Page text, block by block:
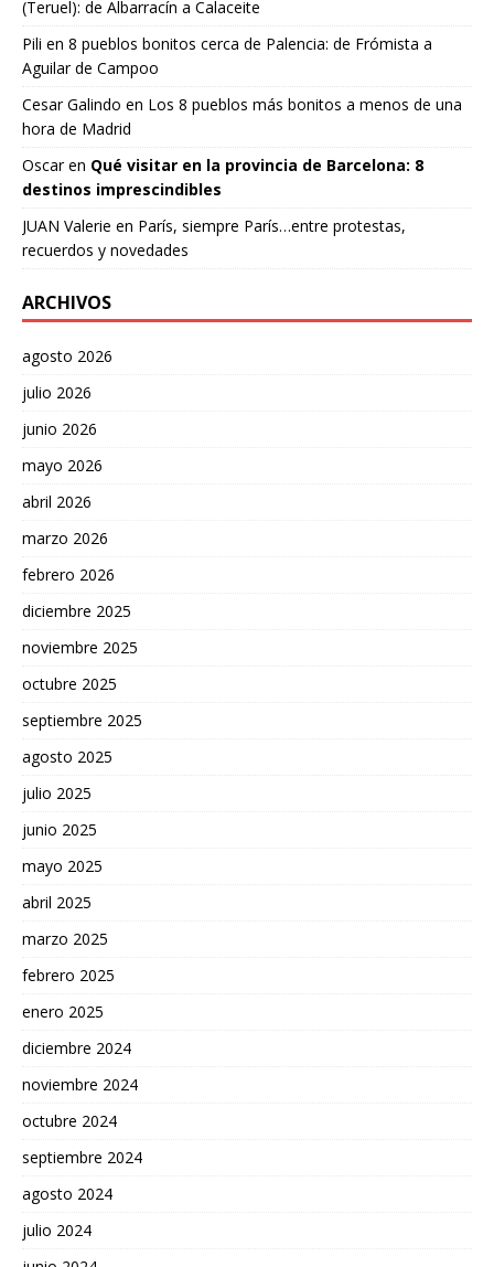
(Teruel): de Albarracín a Calaceite
Pili en 8 pueblos bonitos cerca de Palencia: de Frómista a
Aguilar de Campoo
Cesar Galindo en Los 8 pueblos más bonitos a menos de una
hora de Madrid
Oscaren Qué visitar en la provincia de Barcelona: 8
destinos imprescindibles
JUAN Valerie en París, siempre París…entre protestas,
recuerdos y novedades
ARCHIVOS
agosto 2026
julio 2026
junio 2026
mayo 2026
abril 2026
marzo 2026
febrero 2026
diciembre 2025
noviembre 2025
octubre 2025
septiembre 2025
agosto 2025
julio 2025
junio 2025
mayo 2025
abril 2025
marzo 2025
febrero 2025
enero 2025
diciembre 2024
noviembre 2024
octubre 2024
septiembre 2024
agosto 2024
julio 2024